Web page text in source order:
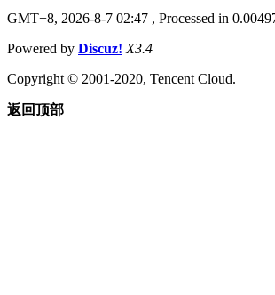
GMT+8, 2026-8-7 02:47 , Processed in
Powered by Discuz! X3.4
Copyright © 2001-2020, Tencent Cloud.
返回顶部